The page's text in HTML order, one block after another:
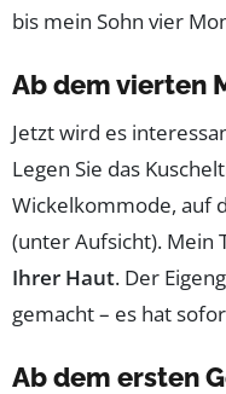
bis mein Sohn vier
Ab dem vierten
Jetzt wird es
Legen Sie das
Wickelkommode, auf
(unter Aufsicht). Mein
Ihrer Haut. Der
gemacht – es hat
Ab dem ersten